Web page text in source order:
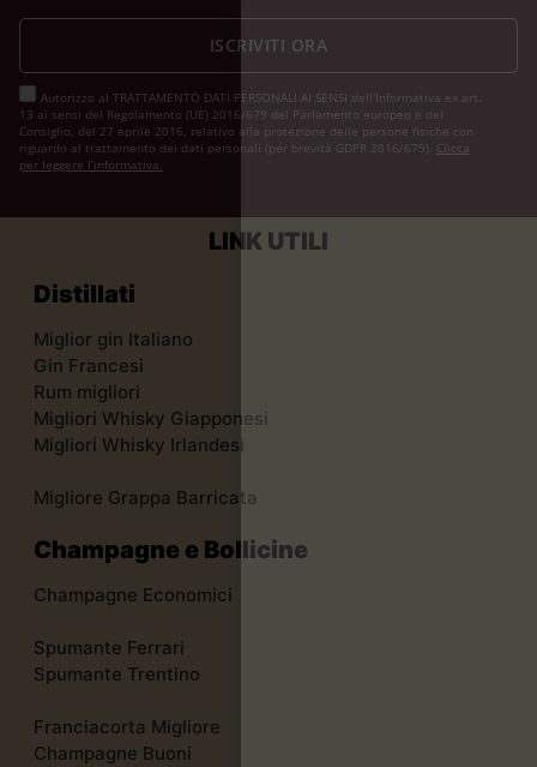
Autorizzo al TRATTAMENTO DATI PERSONALI AI SENSI dell'Informativa ex art.
13 ai sensi del Regolamento (UE) 2016/679 del Parlamento europeo e del
Consiglio, del 27 aprile 2016, relativo alla protezione delle persone fisiche con
riguardo al trattamento dei dati personali (per brevità GDPR 2016/679). Clicca
per leggere l’informativa.
ISCRIVITI ORA
LINK UTILI
Distillati
Miglior gin Italiano
Gin Francesi
Rum migliori
Migliori Whisky Giapponesi
Migliori Whisky Irlandesi
Migliore Grappa Barricata
Champagne e Bollicine
Champagne Economici
Spumante Ferrari
Spumante Trentino
Franciacorta Migliore
Champagne Buoni